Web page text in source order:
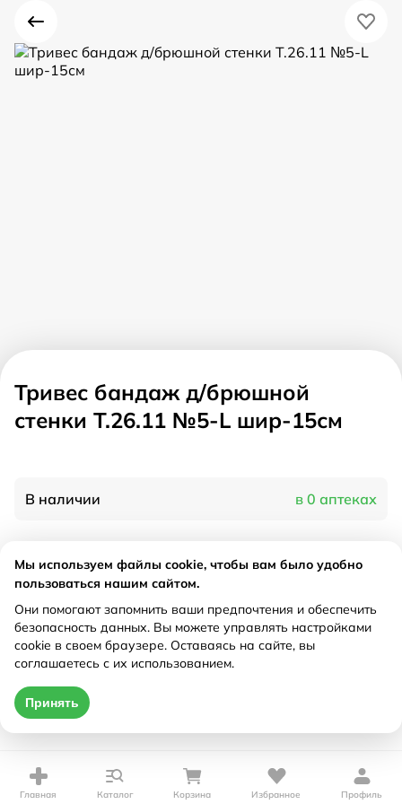
Тривес бандаж д/брюшной
стенки Т.26.11 №5-L шир-15см
В наличии в 0 аптеках
Характеристики
Рецепт
Не требуется
Главная Каталог Корзина Избранное Профиль
Мы используем файлы cookie, чтобы вам было удобно
пользоваться нашим сайтом.
Они помогают запомнить ваши предпочтения и обеспечить
безопасность данных. Вы можете управлять настройками
cookie в своем браузере. Оставаясь на сайте, вы
соглашаетесь с их использованием.
Принять